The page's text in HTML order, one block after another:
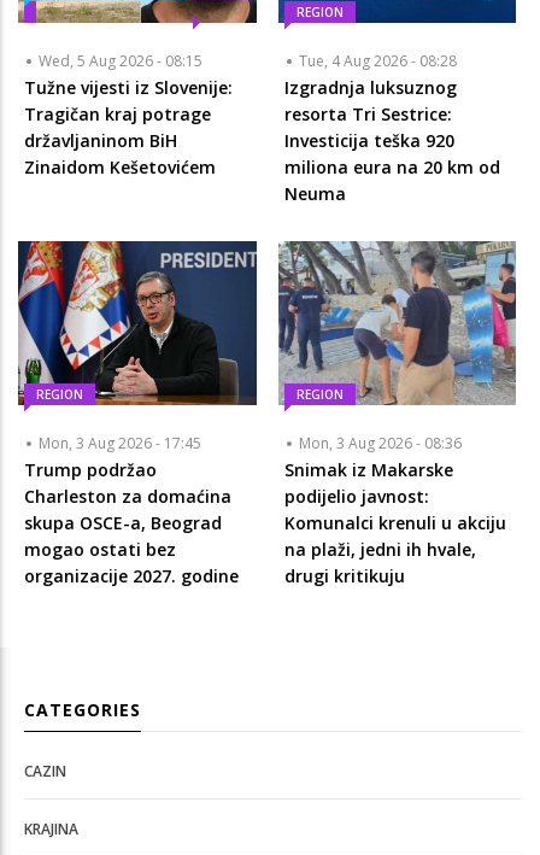
Wed, 5 Aug 2026 - 08:15
Tužne vijesti iz Slovenije:
Tragičan kraj potrage
državljaninom BiH
Zinaidom Kešetovićem
REGION
Tue, 4 Aug 2026 - 08:28
Izgradnja luksuznog
resorta Tri Sestrice:
Investicija teška 920
miliona eura na 20 km od
Neuma
REGION
Mon, 3 Aug 2026 - 17:45
Trump podržao
Charleston za domaćina
skupa OSCE-a, Beograd
mogao ostati bez
organizacije 2027. godine
REGION
Mon, 3 Aug 2026 - 08:36
Snimak iz Makarske
podijelio javnost:
Komunalci krenuli u akciju
na plaži, jedni ih hvale,
drugi kritikuju
CATEGORIES
CAZIN
KRAJINA